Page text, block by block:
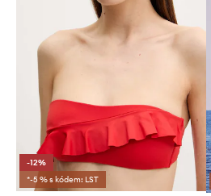
-12%
*-5 % s kódem: LST